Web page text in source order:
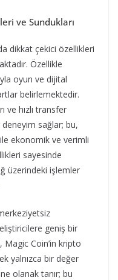
ve Sundukları
dikkat çekici özellikleri
Özellikle
oyun ve dijital
belirlemektedir.
ve hızlı transfer
deneyim sağlar; bu,
ekonomik ve verimli
sayesinde
üzerindeki işlemler
geniş bir
Coin’in kripto
yalnızca bir değer
olanak tanır; bu